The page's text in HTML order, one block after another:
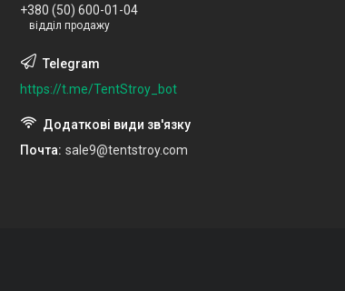
+380 (50) 600-01-04
відділ продажу
https://t.me/TentStroy_bot
Почта sale9@tentstroy.com